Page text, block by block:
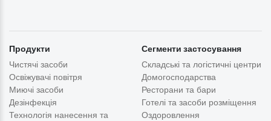
Продукти
Чистячі засоби
Освіжувачі повітря
Миючі засоби
Дезінфекція
Технологія нанесення та
Сегменти застосування
Складські та логістичні центри
Домогосподарства
Ресторани та бари
Готелі та засоби розміщення
Оздоровлення